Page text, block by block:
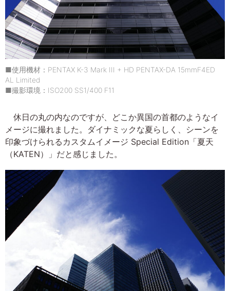
■使用機材：PENTAX K-3 Mark III + HD PENTAX-DA 15mmF4ED
AL Limited
■撮影環境：ISO200 SS1/400 F11
休日の丸の内なのですが、どこか異国の首都のようなイ
メージに撮れました。ダイナミックな夏らしく、シーンを
印象づけられるカスタムイメージ Special Edition「夏天
（KATEN）」だと感じました。